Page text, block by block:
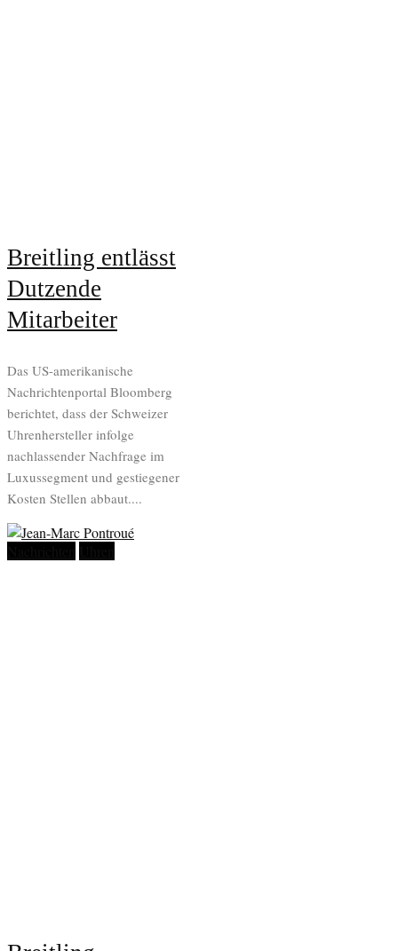
Breitling entlässt
Dutzende
Mitarbeiter
Das US-amerikanische
Nachrichtenportal Bloomberg
berichtet, dass der Schweizer
Uhrenhersteller infolge
nachlassender Nachfrage im
Luxussegment und gestiegener
Kosten Stellen abbaut....